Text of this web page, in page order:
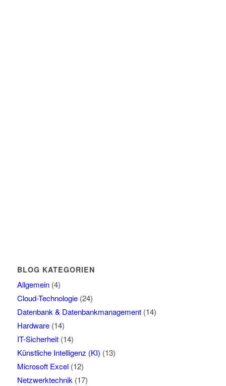
BLOG KATEGORIEN
Allgemein(4)
Cloud-Technologie(24)
Datenbank & Datenbankmanagement(14)
Hardware(14)
IT-Sicherheit(14)
Künstliche Intelligenz (KI) (13)
Microsoft Excel(12)
Netzwerktechnik (17)